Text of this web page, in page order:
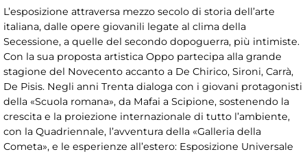
L’esposizione attraversa mezzo secolo di storia dell’arte
italiana, dalle opere giovanili legate al clima della
Secessione, a quelle del secondo dopoguerra, più intimiste.
Con la sua proposta artistica Oppo partecipa alla grande
stagione del Novecento accanto a De Chirico, Sironi, Carrà,
De Pisis. Negli anni Trenta dialoga con i giovani protagonisti
della «Scuola romana», da Mafai a Scipione, sostenendo la
crescita e la proiezione internazionale di tutto l’ambiente,
con la Quadriennale, l’avventura della «Galleria della
Cometa», e le esperienze all’estero: Esposizione Universale